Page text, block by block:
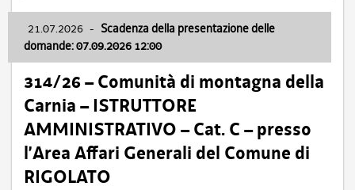
21.07.2026 - Scadenza della presentazione delle
domande: 07.09.2026 12:00
314/26 – Comunità di montagna della
Carnia – ISTRUTTORE
AMMINISTRATIVO – Cat. C – presso
l’Area Affari Generali del Comune di
RIGOLATO